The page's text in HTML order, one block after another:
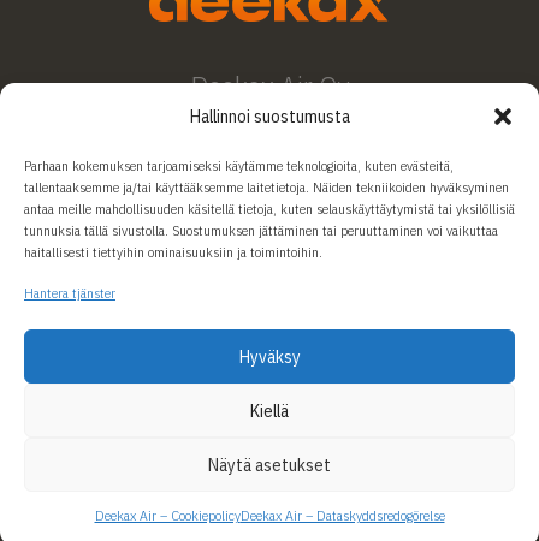
Hallinnoi suostumusta
Parhaan kokemuksen tarjoamiseksi käytämme teknologioita, kuten evästeitä,
tallentaaksemme ja/tai käyttääksemme laitetietoja. Näiden tekniikoiden hyväksyminen
antaa meille mahdollisuuden käsitellä tietoja, kuten selauskäyttäytymistä tai yksilöllisiä
tunnuksia tällä sivustolla. Suostumuksen jättäminen tai peruuttaminen voi vaikuttaa
haitallisesti tiettyihin ominaisuuksiin ja toimintoihin.
Hantera tjänster
Hyväksy
Kiellä
Näytä asetukset
Deekax Air – CookiepolicyDeekax Air – Dataskyddsredogörelse
Deekax Air Oy
Patruunapolku 4
Finland
Kontakt oss